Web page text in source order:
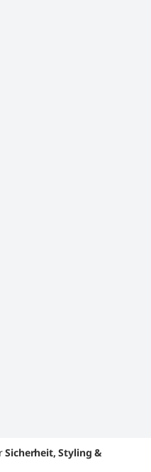
Sicherheit, Styling &